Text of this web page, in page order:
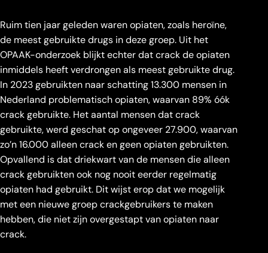
Ruim tien jaar geleden waren opiaten, zoals heroïne,
de meest gebruikte drugs in deze groep. Uit het
OPAAK-onderzoek blijkt echter dat crack de opiaten
inmiddels heeft verdrongen als meest gebruikte drug.
In 2023 gebruikten naar schatting 13.300 mensen in
Nederland problematisch opiaten, waarvan 89% óók
crack gebruikte. Het aantal mensen dat crack
gebruikte, werd geschat op ongeveer 27.900, waarvan
zo’n 16.000 alleen crack en geen opiaten gebruikten.
Opvallend is dat driekwart van de mensen die alleen
crack gebruikten ook nog nooit eerder regelmatig
opiaten had gebruikt. Dit wijst erop dat we mogelijk
met een nieuwe groep crackgebruikers te maken
hebben, die niet zijn overgestapt van opiaten naar
crack.